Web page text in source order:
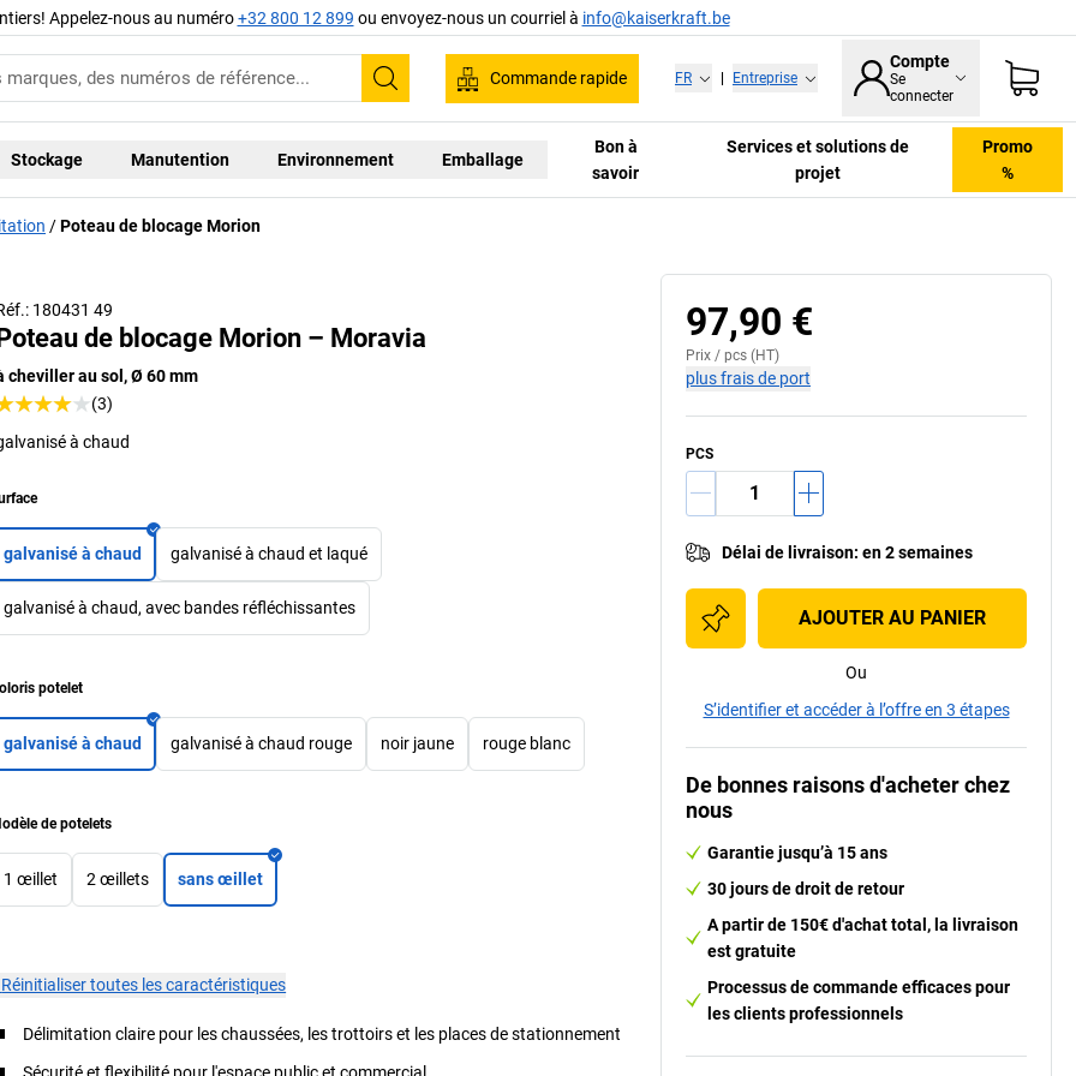
Appelez-nous au numéro+32 800 12 899 ou envoyez-nous un courriel à info@kaiserkraft.be
Recherche
Commande rapide FR Entreprise
Compte
Se
connecter
Stockage Manutention Environnement Emballage
Bon à
savoir
Services et solutions de
projet
Promo
%
Poteau de blocage Morion
180431 49
de blocage Morion – Moravia
cheviller au sol, Ø 60 mm
(3)
à chaud
galvanisé à chaud galvanisé à chaud et laqué
galvanisé à chaud, avec bandes réfléchissantes
potelet
galvanisé à chaud galvanisé à chaud rouge noir jaune rouge blanc
de potelets
1 œillet 2 œillets sans œillet
Réinitialiser toutes les caractéristiques
Délimitation claire pour les chaussées, les trottoirs et les places de stationnement
97,90 €
Prix / pcs (HT)
plus frais de port
PCS
Délai de livraison: en 2 semaines
AJOUTER AU PANIER
Ou
S’identifier et accéder à l’offre en 3 étapes
De bonnes raisons d'acheter chez
nous
Garantie jusqu’à 15 ans
30 jours de droit de retour
A partir de 150€ d'achat total, la livraison
est gratuite
Processus de commande efficaces pour
les clients professionnels